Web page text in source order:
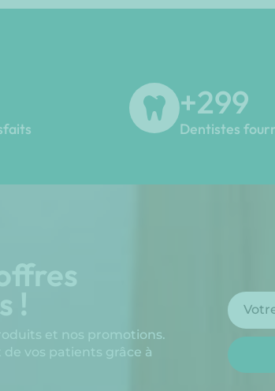
+300
Dentistes
!
et nos promotions.
vos patients grâce à